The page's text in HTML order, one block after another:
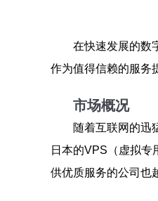
在快速发展的数
作为值得信赖的服务
市场概况
随着互联网的迅
日本的VPS（虚拟专
供优质服务的公司也